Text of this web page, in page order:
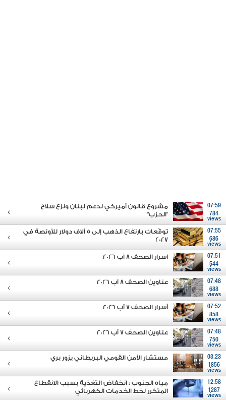
07:59
784
views
مشروع قانون أميركي لدعم لبنان ونزع سلاح
"الحزب"
07:55
686
views
توقّعات بارتفاع الذهب إلى 5 آلاف دولار للأونصة في
2027
07:51
544
views
اسرار الصحف 8 آب 2026
07:48
688
views
عناوين الصحف 8 آب 2026
07:52
858
views
أسرار الصحف 7 آب 2026
07:48
750
views
عناوين الصحف 7 آب 2026
03:23
1856
views
مستشار الأمن القومي البريطاني يزور بري
12:58
1287
views
مياه الجنوب : انخفاض التغذية بسبب الانقطاع
المتكرر لخط الخدمات الكهربائي